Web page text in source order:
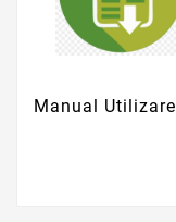
Manual Utilizare